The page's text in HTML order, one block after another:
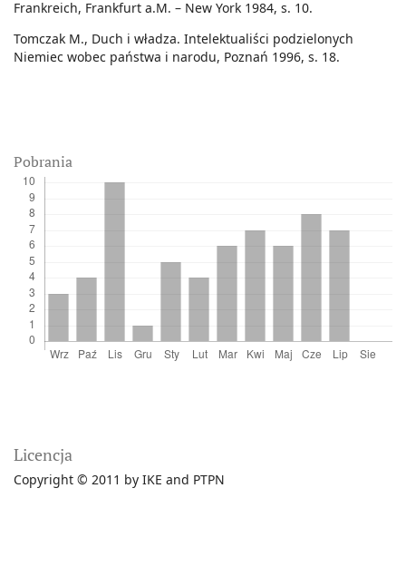
Pobrania
Frankreich, Frankfurt a.M. – New York 1984, s. 10.
Tomczak M., Duch i władza. Intelektualiści podzielonych
Niemiec wobec państwa i narodu, Poznań 1996, s. 18.
Licencja
Copyright © 2011 by IKE and PTPN